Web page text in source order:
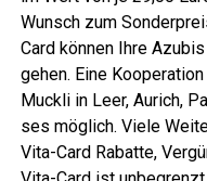
Wunsch zum
Card kön­nen Ihre
gehen. Eine
Muck­li in Leer, Aurich,
ses mög­lich. Vie­le
Vita-Card Rabat­te,